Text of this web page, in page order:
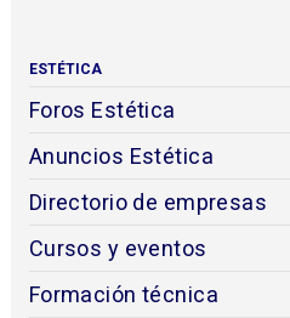
ESTÉTICA
Foros Estética
Anuncios Estética
Directorio de empresas
Cursos y eventos
Formación técnica